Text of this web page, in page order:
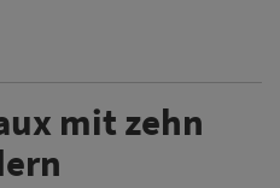
mit zehn